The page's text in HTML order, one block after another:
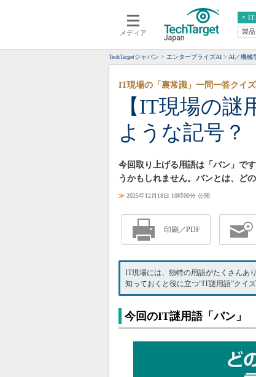
メディア
IT
クラウド
スマートモバイル
ネットワーク
システム運用管理
エンター
ERP
CX
情報系シ
製
TechTargetジャパン エンタープライズAI AI／機械
【IT現場の
ような記号？
IT現場の「裏常識」一問一答クイズ
今回取り上げる用語は「バン」で
うかもしれません。バンとは、ど
≫ 2025年12月18日 10時00分 公開
印刷／PDF
IT現場には、独特の用語がたくさんあ
知っておくと役に立つ“IT謎用語”クイ
今回のIT謎用語「バン」